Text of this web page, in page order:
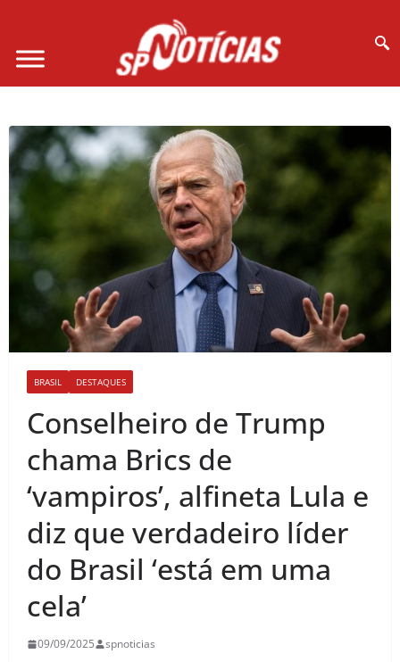
BRASIL DESTAQUES
Conselheiro de Trump
chama Brics de
‘vampiros’, alfineta Lula e
diz que verdadeiro líder
do Brasil ‘está em uma
cela’
09/09/2025 spnoticias